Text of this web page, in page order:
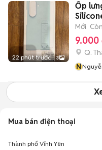
22 phút trước 3
Ốp
Mới
9.000
Q.
N
Mua bán điện thoại
Thành phố Vĩnh Yên